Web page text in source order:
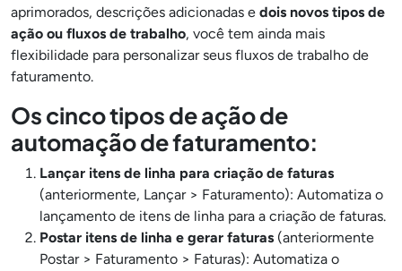
aprimorados, descrições adicionadas e dois novos tipos de
ação ou fluxos de trabalho, você tem ainda mais
flexibilidade para personalizar seus fluxos de trabalho de
faturamento.
Os cinco tipos de ação de
automação de faturamento:
Lançar itens de linha para criação de faturas
(anteriormente, Lançar > Faturamento): Automatiza o
lançamento de itens de linha para a criação de faturas.
Postar itens de linha e gerar faturas (anteriormente
Postar > Faturamento > Faturas): Automatiza o